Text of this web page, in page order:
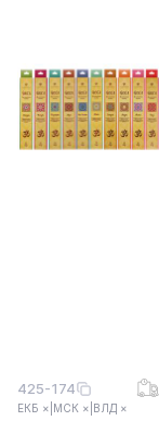
425-174
ЕКБ × МСК × ВЛД ×